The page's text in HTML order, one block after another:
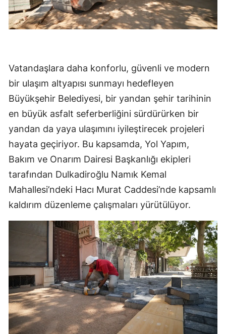
Vatandaşlara daha konforlu, güvenli ve modern
bir ulaşım altyapısı sunmayı hedefleyen
Büyükşehir Belediyesi, bir yandan şehir tarihinin
en büyük asfalt seferberliğini sürdürürken bir
yandan da yaya ulaşımını iyileştirecek projeleri
hayata geçiriyor. Bu kapsamda, Yol Yapım,
Bakım ve Onarım Dairesi Başkanlığı ekipleri
tarafından Dulkadiroğlu Namık Kemal
Mahallesi’ndeki Hacı Murat Caddesi’nde kapsamlı
kaldırım düzenleme çalışmaları yürütülüyor.